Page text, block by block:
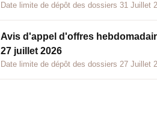
Date limite de dépôt des dossiers 31 Juillet
Avis d'appel d'offres
27 juillet 2026
Date limite de dépôt des dossiers 27 Juillet